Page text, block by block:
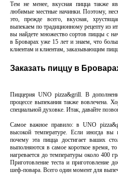
Тем не менее, вкусная пицца также
любимые местные начинки. Поэтому,
это, прежде всего, вкусная,
выпекаем по традиционному рецепту из
вы найдете множество сортов пиццы с
в Броварах уже 15 лет и знаем, что
клиентам и клиентам, заказывающим
Заказать пиццу в
Пиццерия UNO pizza&grill. В
процессе выпекания также вовлечена.
специальной духовке. Итак, давайте
Самое важное правило: в UNO
высокой температуре. Если иногда
почему эта пицца достигает ваших
выполняются в самое короткое время,
нагревается до температуры около 400
Приготовление теста и приготовление
шеф-повара. Всего один момент для